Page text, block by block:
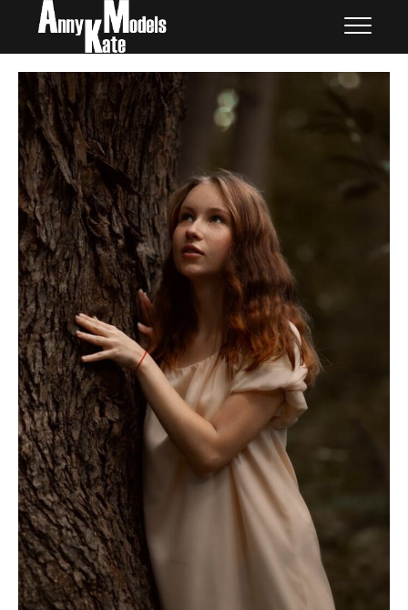
外国人モデル | AnnyKate
Models
外国人モデル | アニケイト・モデルズ